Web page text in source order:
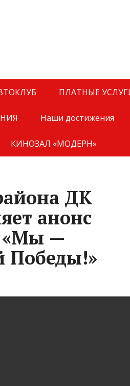
ПЛАТНЫЕ
Наши достижения
КИНОЗАЛ «МОДЕРН»
ДК
анонс
«Мы —
Победы!»